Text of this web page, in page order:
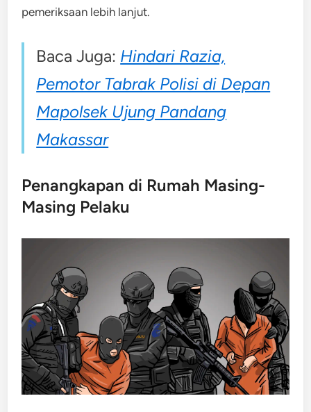
pemeriksaan lebih lanjut.
Baca Juga: Hindari Razia,
Pemotor Tabrak Polisi di Depan
Mapolsek Ujung Pandang
Makassar
Penangkapan di Rumah Masing-
Masing Pelaku